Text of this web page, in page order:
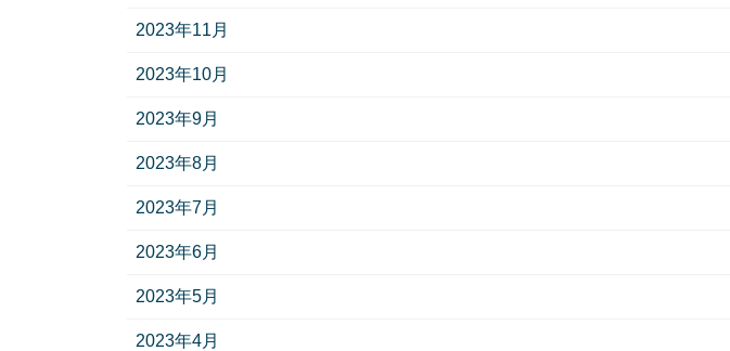
2023年11月
2023年10月
2023年9月
2023年8月
2023年7月
2023年6月
2023年5月
2023年4月